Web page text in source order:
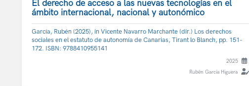
El derecho de acceso a las nuevas tecnologías en el
ámbito internacional, nacional y autonómico
García, Rubén (2025), in Vicente Navarro Marchante (dir.) Los derechos
sociales en el estatuto de autonomía de Canarias, Tirant lo Blanch, pp. 151-
172. ISBN: 9788410955141
2025
Rubén García Higuera